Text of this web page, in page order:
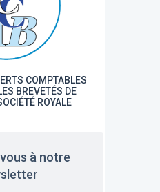
COMPTABLES
BREVETÉS DE
ROYALE
à notre